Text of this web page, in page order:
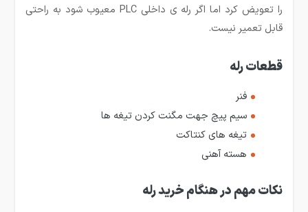
را تعویض کرد اما اگر رله­ ی داخلی PLC معیوب شود به راحتی
قابل تعمیر نیست.
قطعات رله
فنر
سیم پیچ جهت مگنت کردن تیغه ها
تیغه های کنتاکت
هسته آهنی
نکات مهم در هنگام خرید رله